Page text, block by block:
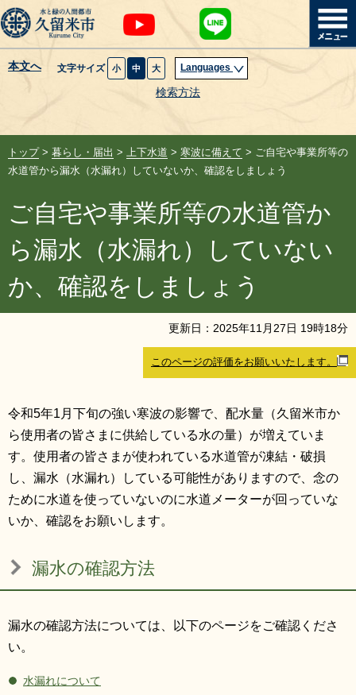
本文へ 文字サイズ 小 中 大 Languages
検索方法
暮らし・届出
健康・医療・福祉
観光魅力・イベント
創業・産業・ビジネス
計画・政策
RSS プライバシーポリシー
サイトについて
閉じる
トップ> 暮らし・届出 > 上下水道 > 寒波に備えて > ご自宅や事業所等の
水道管から漏水（水漏れ）していないか、確認をしましょう
ご自宅や事業所等の水道管か
ら漏水（水漏れ）していない
か、確認をしましょう
更新日： 2025年11 月 27日 19時18分
このページの評価をお願いいたします。
令和5年1月下旬の強い寒波の影響で、配水量（久留米市か
ら使用者の皆さまに供給している水の量）が増えていま
す。使用者の皆さまが使われている水道管が凍結・破損
し、漏水（水漏れ）している可能性がありますので、念の
ために水道を使っていないのに水道メーターが回っていな
いか、確認をお願いします。
漏水の確認方法
漏水の確認方法については、以下のページをご確認くださ
い。
水漏れについて